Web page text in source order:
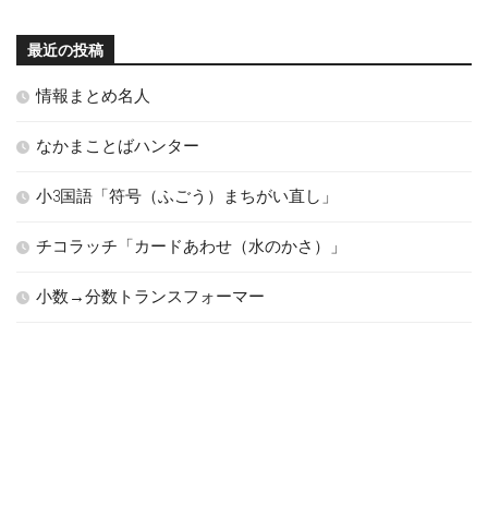
最近の投稿
情報まとめ名人
なかまことばハンター
小3国語「符号（ふごう）まちがい直し」
チコラッチ「カードあわせ（水のかさ）」
小数→分数トランスフォーマー